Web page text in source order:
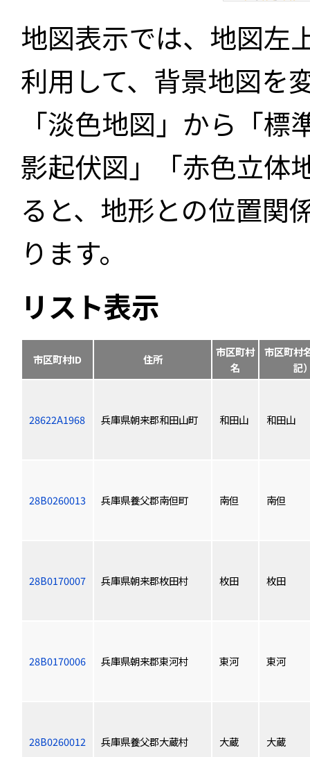
地図表示では、地図左
利用して、背景地図を
「淡色地図」から「
影起伏図」「赤色立体
ると、地形との位置関
ります。
リスト表示
市区町村ID 住所
市区町村
名
市区町村
記
28622A1968 兵庫県朝来郡和田山町 和田山 和田山
28B0260013 兵庫県養父郡南但町 南但 南但
28B0170007 兵庫県朝来郡枚田村 枚田 枚田
28B0170006 兵庫県朝来郡東河村 東河 東河
28B0260012 兵庫県養父郡大蔵村 大蔵 大蔵